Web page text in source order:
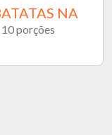
NA
porções